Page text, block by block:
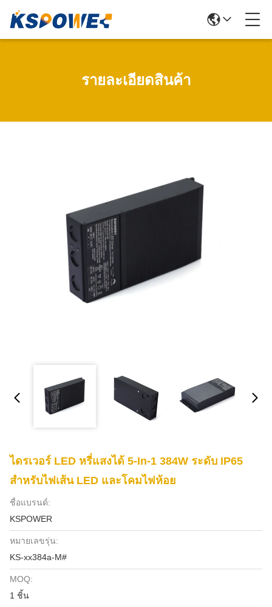
รายละเอียดสินค้า
ไดรเวอร์ LED หรี่แสงได้ 5-In-1 384W ระดับ IP65
สำหรับไฟเส้น LED และโคมไฟห้อย
ชื่อแบรนด์:
KSPOWER
หมายเลขรุ่น:
KS-xx384a-M#
MOQ:
1 ชิ้น